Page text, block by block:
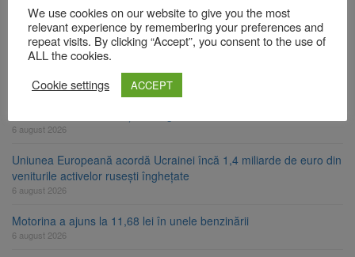
6 august 2026
Legea integrității, adoptată de Senat cu amendamentele PSD și
AUR. Proiectul merge la promulgare
Artiști din SUA și Cuba vin la Brașov Jazz & Blues Festival. Ediția
6 august 2026
Uniunea Europeană acordă Ucrainei încă 1,4 miliarde de euro din
veniturile activelor rusești înghețate
6 august 2026
Motorina a ajuns la 11,68 lei în unele benzinării
6 august 2026
We use cookies on our website to give you the most
relevant experience by remembering your preferences and
repeat visits. By clicking “Accept”, you consent to the use of
ALL the cookies.
Cookie settings
ACCEPT